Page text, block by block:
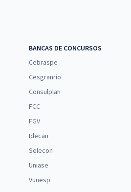
BANCAS DE CONCURSOS
Cebraspe
Cesgranrio
Consulplan
FCC
FGV
Idecan
Selecon
Uniase
Vunesp